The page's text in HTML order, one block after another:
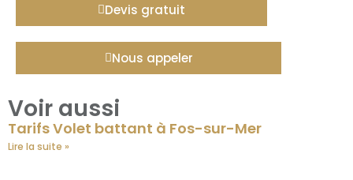
Devis gratuit
Nous appeler
Voir aussi
Tarifs Volet battant à Fos-sur-Mer
Lire la suite »